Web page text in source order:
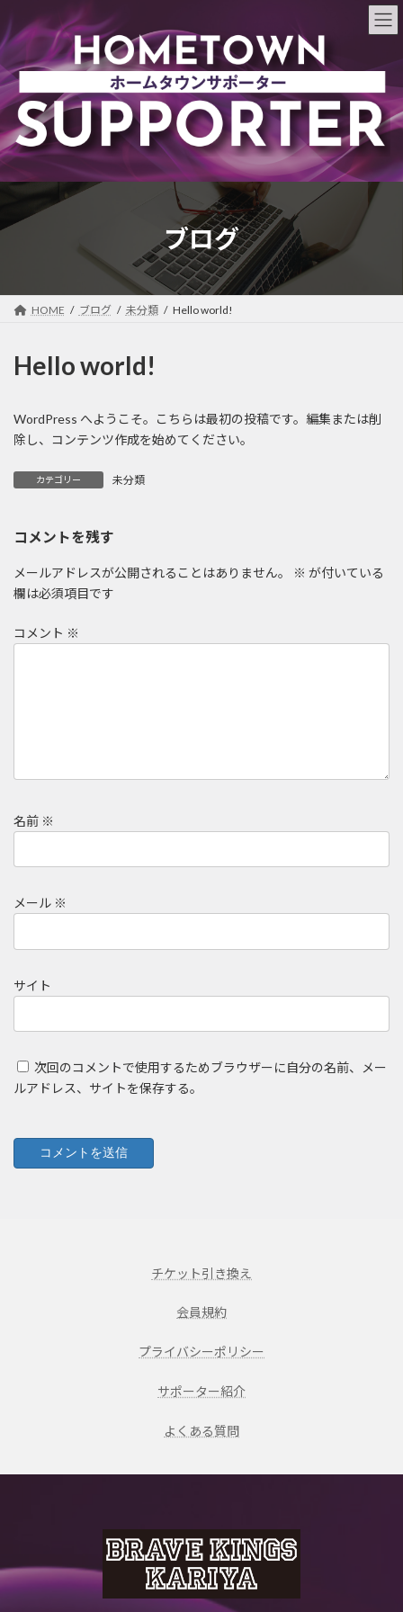
ン
テ
ン
ツ
へ
ス
キ
ッ
ビ
ゲ
ー
シ
ョ
ン
に
移
ブログ
HOME ブログ 未分類 Hello world!
Hello world!
WordPress へようこそ。こちらは最初の投稿です。編集または削
除し、コンテンツ作成を始めてください。
カテゴリー 未分類
コメントを残す
メールアドレスが公開されることはありません。 ※ が付いている
欄は必須項目です
コメント ※
名前 ※
メール ※
サイト
次回のコメントで使用するためブラウザーに自分の名前、メー
ルアドレス、サイトを保存する。
チケット引き換え
会員規約
プライバシーポリシー
サポーター紹介
よくある質問